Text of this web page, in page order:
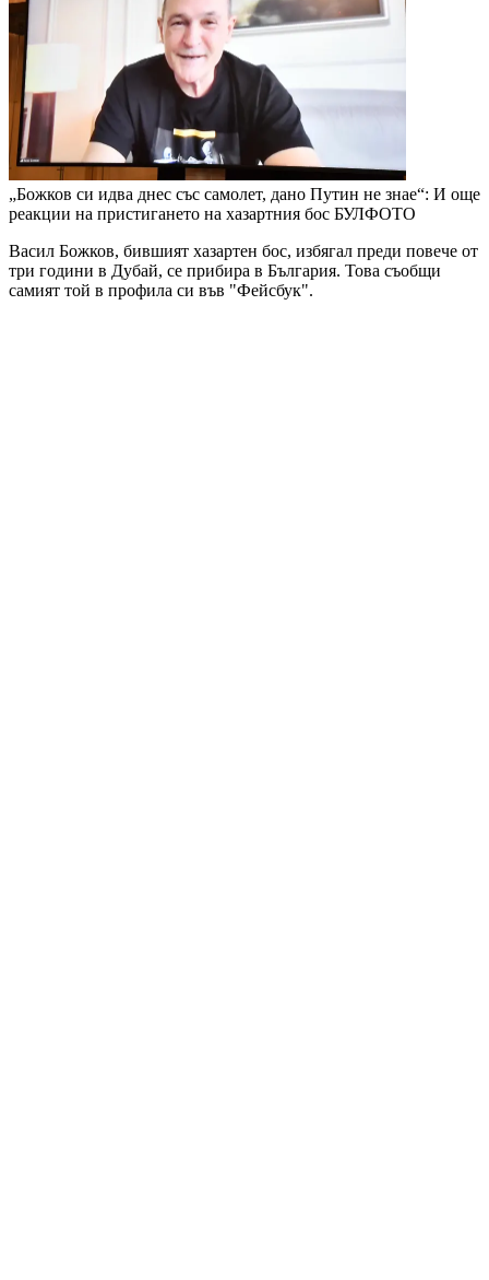
„Божков си идва днес със самолет, дано Путин не знае“: И още
реакции на пристигането на хазартния бос БУЛФОТО
Васил Божков, бившият хазартен бос, избягал преди повече от
три години в Дубай, се прибира в България. Това съобщи
самият той в профила си във "Фейсбук".